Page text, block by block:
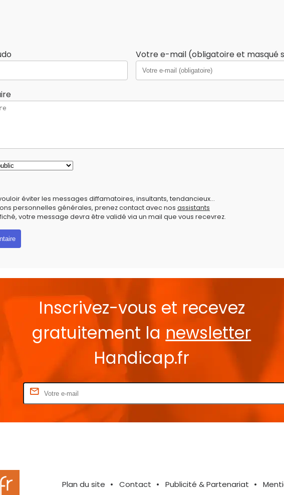
Votre e-mail (obligatoire et masqué
éviter les messages diffamatoires, insultants, tendancieux...
personnelles générales, prenez contact avec nos assistants
votre message devra être validé via un mail que vous recevrez.
Inscrivez-vous et recevez
gratuitement la newsletter
Handicap.fr
Plan du site Contact Publicité & Partenariat